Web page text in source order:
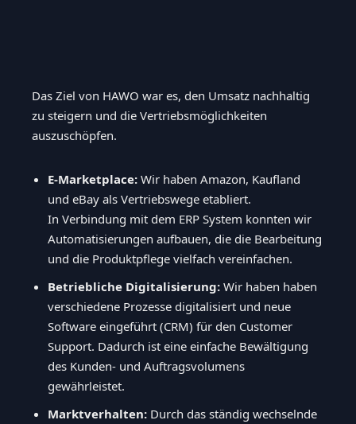
Das Ziel von HAWO war es, den Umsatz nachhaltig
zu steigern und die Vertriebsmöglichkeiten
auszuschöpfen.
E-Marketplace: Wir haben Amazon, Kaufland
und eBay als Vertriebswege etabliert.
In Verbindung mit dem ERP System konnten wir
Automatisierungen aufbauen, die die Bearbeitung
und die Produktpflege vielfach vereinfachen.
Betriebliche Digitalisierung: Wir haben haben
verschiedene Prozesse digitalisiert und neue
Software eingeführt (CRM) für den Customer
Support. Dadurch ist eine einfache Bewältigung
des Kunden- und Auftragsvolumens
gewährleistet.
Marktverhalten: Durch das ständig wechselnde